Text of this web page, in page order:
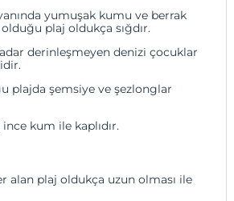
yumuşak kumu ve berrak
plaj oldukça sığdır.
derinleşmeyen denizi çocuklar
plajda şemsiye ve şezlonglar
kum ile kaplıdır.
alan plaj oldukça uzun olması ile